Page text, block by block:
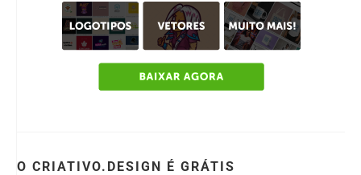
O CRIATIVO.DESIGN É GRÁTIS